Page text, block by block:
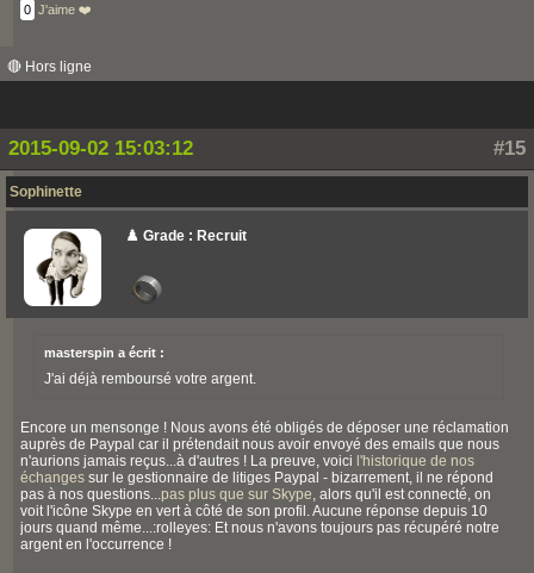
0 J'aime ❤️
🔴 Hors ligne
#15
2015-09-02 15:03:12
Sophinette
♟️ Grade : Recruit
masterspin a écrit :
J'ai déjà remboursé votre argent.
Encore un mensonge ! Nous avons été obligés de déposer une réclamation
auprès de Paypal car il prétendait nous avoir envoyé des emails que nous
n'aurions jamais reçus...à d'autres ! La preuve, voici l'historique de nos
échanges sur le gestionnaire de litiges Paypal - bizarrement, il ne répond
pas à nos questions...pas plus que sur Skype, alors qu'il est connecté, on
voit l'icône Skype en vert à côté de son profil. Aucune réponse depuis 10
jours quand même...:rolleyes: Et nous n'avons toujours pas récupéré notre
argent en l'occurrence !